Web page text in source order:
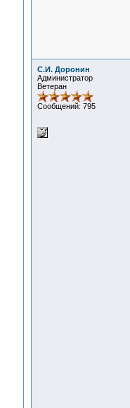
С.И. Доронин
Администратор
Ветеран
Сообщений: 795